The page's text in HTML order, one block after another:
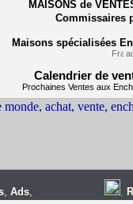
MAISONS de
Commissaires
Maisons spécialisées
Calendrier de
Prochaines Ventes aux
, Ads, ,